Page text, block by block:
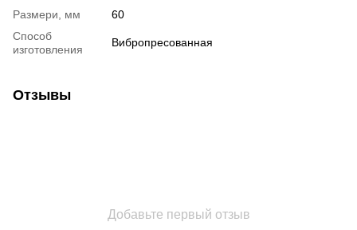
Размери, мм
60
Способ
изготовления
Вибропресованная
Отзывы
Добавьте первый отзыв